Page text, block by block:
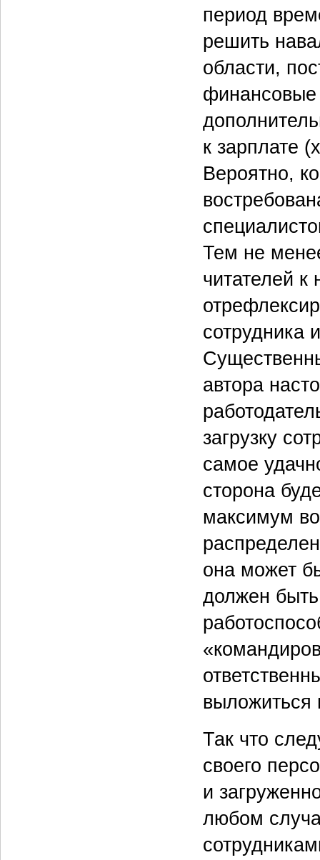
период
решить
области,
финансовые
к зарплате
Вероятно,
Тем не
читателей
сотрудника
автора
загрузку
самое
сторона
максимум
она может
должен
выложиться
Так что
своего
и
любом